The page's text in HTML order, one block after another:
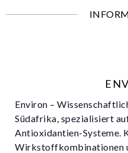
Environ –
Südafrika, spezialisiert
Antioxidantien-Systeme.
Wirkstoffkombinationen